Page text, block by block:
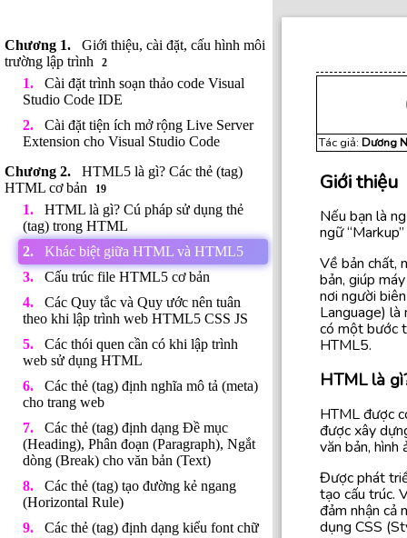
Giới thiệu, cài đặt, cấu hình môi
trường lập trình
2
Cài đặt trình soạn thảo code Visual
Studio Code IDE
Cài đặt tiện ích mở rộng Live Server
Extension cho Visual Studio Code
HTML5 là gì? Các thẻ (tag)
HTML cơ bản
19
HTML là gì? Cú pháp sử dụng thẻ
(tag) trong HTML
Khác biệt giữa HTML và HTML5
Cấu trúc file HTML5 cơ bản
Các Quy tắc và Quy ước nên tuân
theo khi lập trình web HTML5 CSS JS
Các thói quen cần có khi lập trình
web sử dụng HTML
Các thẻ (tag) định nghĩa mô tả (meta)
cho trang web
Các thẻ (tag) định dạng Đề mục
(Heading), Phân đoạn (Paragraph), Ngắt
dòng (Break) cho văn bản (Text)
Các thẻ (tag) tạo đường kẻ ngang
(Horizontal Rule)
Các thẻ (tag) định dạng kiểu font chữ
Tác giả: Dương
Giới thiệu
Nếu bạn là
ngữ
Về bản chất,
bản, giúp
nơi người
Language) là
có một bước
HTML5.
HTML là
HTML được
được xây
văn bản,
Được phát
tạo cấu trúc.
đảm nhận cả
dụng CSS